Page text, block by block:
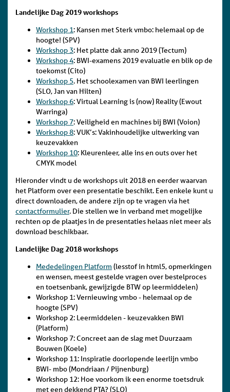
Landelijke Dag 2019 workshops
Workshop 1: Kansen met Sterk vmbo: helemaal op de
hoogte! (SPV)
Workshop 3: Het platte dak anno 2019 (Tectum)
Workshop 4: BWI-examens 2019 evaluatie en blik op de
toekomst (Cito)
Workshop 5. Het schoolexamen van BWI leerlingen
(SLO, Jan van Hilten)
Workshop 6: Virtual Learning is (now) Reality (Ewout
Warringa)
Workshop 7: Veiligheid en machines bij BWI (Voion)
Workshop 8: VUK’s: Vakinhoudelijke uitwerking van
keuzevakken
Workshop 10: Kleurenleer, alle ins en outs over het
CMYK model
Hieronder vindt u de workshops uit 2018 en eerder waarvan
het Platform over een presentatie beschikt. Een enkele kunt u
direct downloaden, de andere zijn op te vragen via het
contactformulier. Die stellen we in verband met mogelijke
rechten op de plaatjes in de presentaties helaas niet meer als
download beschikbaar.
Landelijke Dag 2018 workshops
Mededelingen Platform (lesstof in html5, opmerkingen
en wensen, meest gestelde vragen over bestelproces
en toetsenbank, gewijzigde BTW op leermiddelen)
Workshop 1: Vernieuwing vmbo - helemaal op de
hoogte (SPV)
Workshop 2: Leermiddelen - keuzevakken BWI
(Platform)
Workshop 7: Concreet aan de slag met Duurzaam
Bouwen (Koele)
Workshop 11: Inspiratie doorlopende leerlijn vmbo
BWI- mbo (Mondriaan / Pijnenburg)
Workshop 12: Hoe voorkom ik een enorme toetsdruk
met een dekkend PTA? (SLO)